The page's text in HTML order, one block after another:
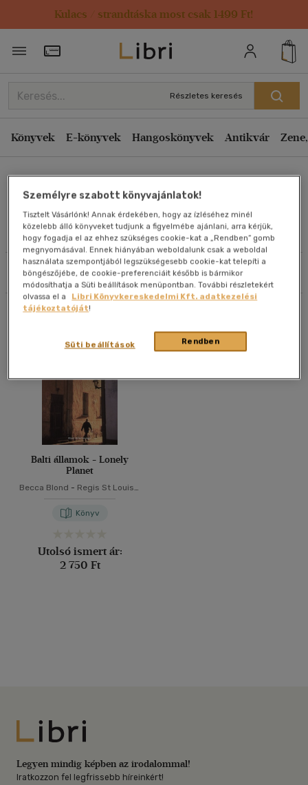
Kulacs / strandtáska most csak 1499 Ft!
Törzsvásárlói Kártya adatai
Részletes keresés
Könyvek E-könyvek Hangoskönyvek Antikvár
Művei
Szűrés Rendezés
Rendezés
Kiadás éve szerint csökkenő
Ár szerint csökkenő
Eladott darabszám szerint csökkenő
Eladott darabszám szerint növekvő
Cím szerint A-Z
Szerző szerint A-Z
Megjelenítés
20 db / oldal
Alkalmaz
Balti államok - Lonely
Planet
Becca Blond - Regis St Louis-
Könyv
Utolsó ismert ár:
2 750 Ft
Libri
Legyen mindig képben az irodalommal!
Iratkozzon fel legfrissebb híreinkért!
Személyre szabott könyvajánlatok!
Tisztelt Vásárlónk! Annak érdekében, hogy az ízléséhez minél
közelebb álló könyveket tudjunk a figyelmébe ajánlani, arra kérjük,
hogy fogadja el az ehhez szükséges cookie-kat a „Rendben” gomb
megnyomásával. Ennek hiányában weboldalunk csak a weboldal
használata szempontjából legszükségesebb cookie-kat telepíti a
böngészőjébe, de cookie-preferenciáit később is bármikor
módosíthatja a Süti beállítások menüpontban. További részletekért
olvassa el a
Libri Könyvkereskedelmi Kft. adatkezelési
tájékoztatóját!
Rendben
Süti beállítások